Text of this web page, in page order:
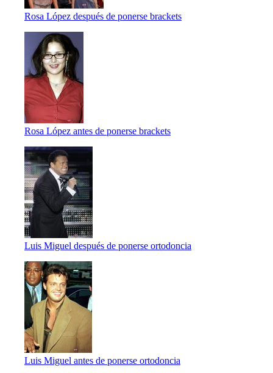
Rosa López después de ponerse brackets
Rosa López antes de ponerse brackets
Luis Miguel después de ponerse ortodoncia
Luis Miguel antes de ponerse ortodoncia